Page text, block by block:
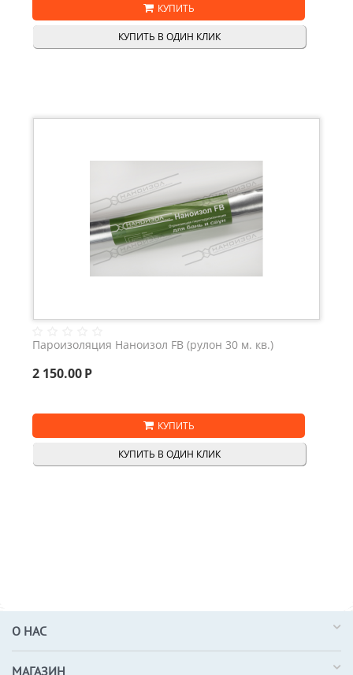
КУПИТЬ
КУПИТЬ В ОДИН КЛИК
Пароизоляция Наноизол FB (рулон 30 м. кв.)
2 150.00Р
КУПИТЬ
КУПИТЬ В ОДИН КЛИК
О НАС
МАГАЗИН